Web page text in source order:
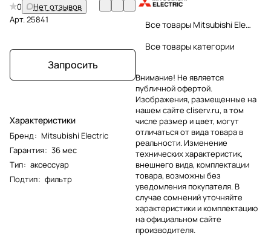
0
Нет отзывов
Арт.25841
Запросить
Характеристики
Бренд: Mitsubishi Electric
Гарантия: 36 мес
Тип: аксессуар
Подтип: фильтр
Все товары Mitsubishi Electric
Все товары категории
Внимание! Не является
публичной офертой.
Изображения, размещенные на
нашем сайте cliserv.ru, в том
числе размер и цвет, могут
отличаться от вида товара в
реальности. Изменение
технических характеристик,
внешнего вида, комплектации
товара, возможны без
уведомления покупателя. В
случае сомнений уточняйте
характеристики и комплектацию
на официальном сайте
производителя.